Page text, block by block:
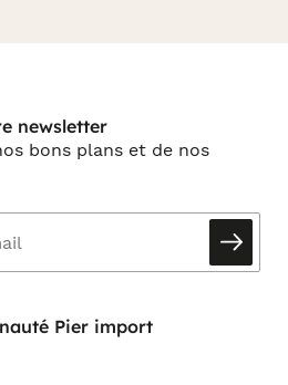
newsletter
bons plans et de nos
Pier import